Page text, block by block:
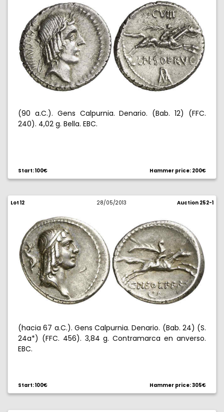
(90 a.C.). Gens Calpurnia. Denario. (Bab. 12) (FFC.
240). 4,02 g. Bella. EBC.
Start: 100€ Hammer price: 200€
Lot 12 28/05/2013 Auction 252-1
(hacia 67 a.C.). Gens Calpurnia. Denario. (Bab. 24) (S.
24a*) (FFC. 456). 3,84 g. Contramarca en anverso.
EBC.
Start: 100€ Hammer price: 305€